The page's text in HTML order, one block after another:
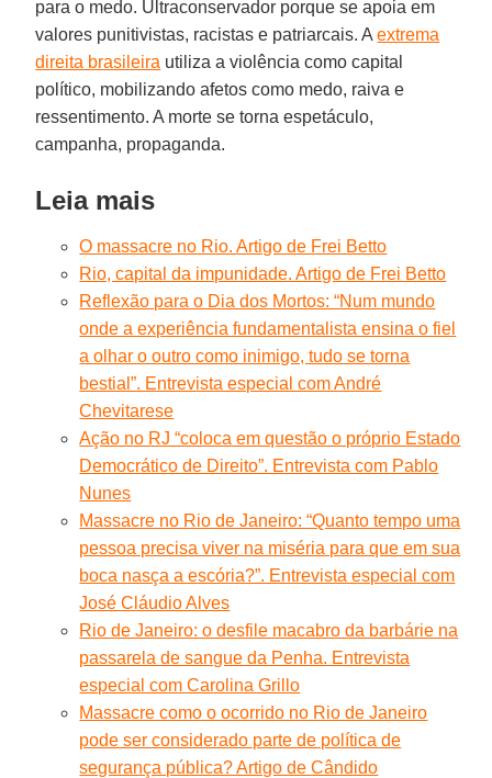
para o medo. Ultraconservador porque se apoia em
valores punitivistas, racistas e patriarcais. Aextrema
direita brasileira utiliza a violência como capital
político, mobilizando afetos como medo, raiva e
ressentimento. A morte se torna espetáculo,
campanha, propaganda.
Leia mais
O massacre no Rio. Artigo de Frei Betto
Rio, capital da impunidade. Artigo de Frei Betto
Reflexão para o Dia dos Mortos: “Num mundo
onde a experiência fundamentalista ensina o fiel
a olhar o outro como inimigo, tudo se torna
bestial”. Entrevista especial com André
Chevitarese
Ação no RJ “coloca em questão o próprio Estado
Democrático de Direito”. Entrevista com Pablo
Nunes
Massacre no Rio de Janeiro: “Quanto tempo uma
pessoa precisa viver na miséria para que em sua
boca nasça a escória?”. Entrevista especial com
José Cláudio Alves
Rio de Janeiro: o desfile macabro da barbárie na
passarela de sangue da Penha. Entrevista
especial com Carolina Grillo
Massacre como o ocorrido no Rio de Janeiro
pode ser considerado parte de política de
segurança pública? Artigo de Cândido